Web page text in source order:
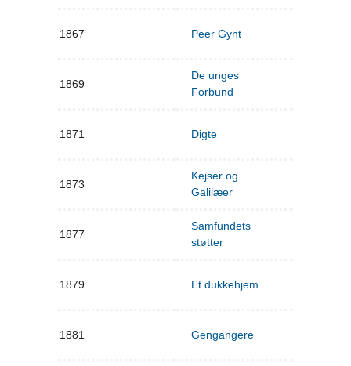
1867 Peer Gynt
1869
De unges
Forbund
1871 Digte
1873
Kejser og
Galilæer
1877
Samfundets
støtter
1879 Et dukkehjem
1881 Gengangere